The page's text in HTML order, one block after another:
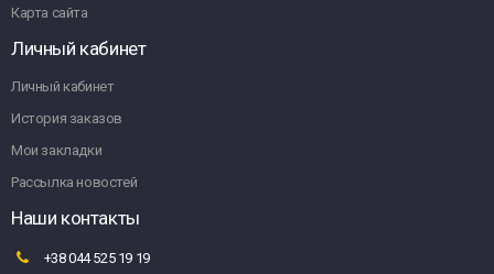
Карта сайта
Личный кабинет
Личный кабинет
История заказов
Мои закладки
Рассылка новостей
Наши контакты
+38 044 525 19 19